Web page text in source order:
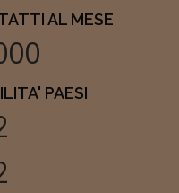
AL MESE
PAESI